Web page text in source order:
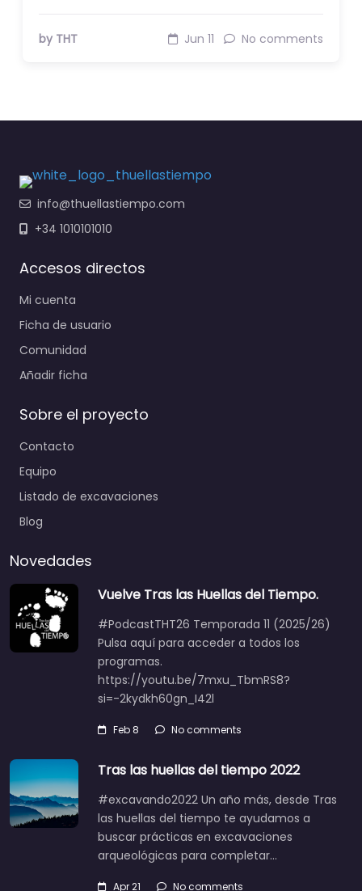
by THT Jun 11 No comments
info@thuellastiempo.com
+34 1010101010
Accesos directos
Mi cuenta
Ficha de usuario
Comunidad
Añadir ficha
Sobre el proyecto
Contacto
Equipo
Listado de excavaciones
Blog
Novedades
Vuelve Tras las Huellas del Tiempo.
#PodcastTHT26 Temporada 11 (2025/26)
Pulsa aquí para acceder a todos los
programas.
https://youtu.be/7mxu_TbmRS8?
si=-2kydkh60gn_I42l
Feb 8 No comments
Tras las huellas del tiempo 2022
#excavando2022 Un año más, desde Tras
las huellas del tiempo te ayudamos a
buscar prácticas en excavaciones
arqueológicas para completar…
Apr 21 No comments